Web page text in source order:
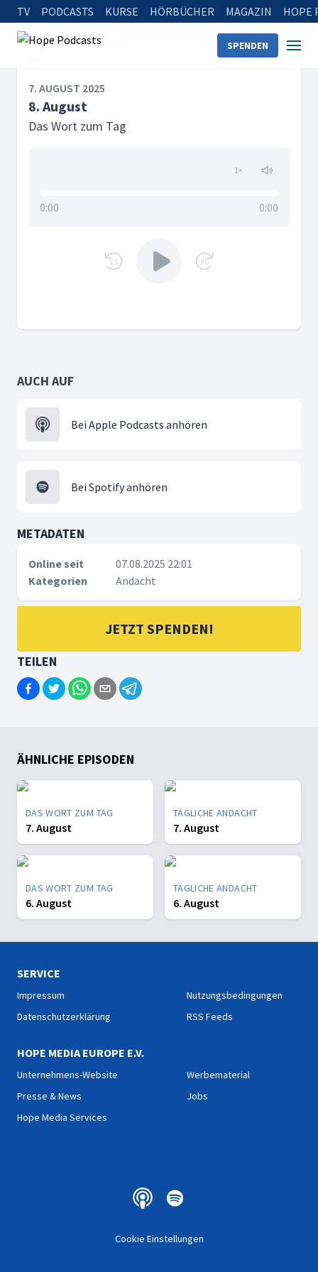
TV PODCASTS KURSE HÖRBÜCHER MAGAZIN HOPE
SPENDEN
Startseite 8. August
7. AUGUST 2025
8. August
Das Wort zum Tag
1×
0:00 0:00
15 30
AUCH AUF
Bei Apple Podcasts anhören
Bei Spotify anhören
METADATEN
Online seit
07.08.2025 22:01
Kategorien
Andacht
JETZT SPENDEN!
TEILEN
ÄHNLICHE EPISODEN
DAS WORT ZUM TAG
7. August
TÄGLICHE ANDACHT
7. August
DAS WORT ZUM TAG
6. August
TÄGLICHE ANDACHT
6. August
SERVICE
Impressum
Datenschutzerklärung
Nutzungsbedingungen
RSS Feeds
HOPE MEDIA EUROPE E.V.
Unternehmens-Website
Presse & News
Hope Media Services
Werbematerial
Jobs
Cookie Einstellungen